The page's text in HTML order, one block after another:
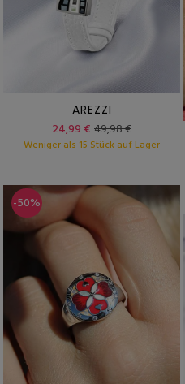
AREZZI
24,99 € 49,98 €
Weniger als 15 Stück auf Lager
-50%